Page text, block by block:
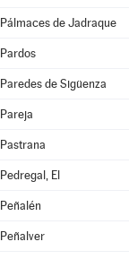
Pálmaces de Jadraque
Pardos
Paredes de Sigüenza
Pareja
Pastrana
Pedregal, El
Peñalén
Peñalver